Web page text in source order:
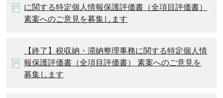
に関する特定個人情報保護評価書（全項目評価書）
素案へのご意見を募集します
【終了】税収納・滞納整理事務に関する特定個人情
報保護評価書（全項目評価書） 素案へのご意見を
募集します